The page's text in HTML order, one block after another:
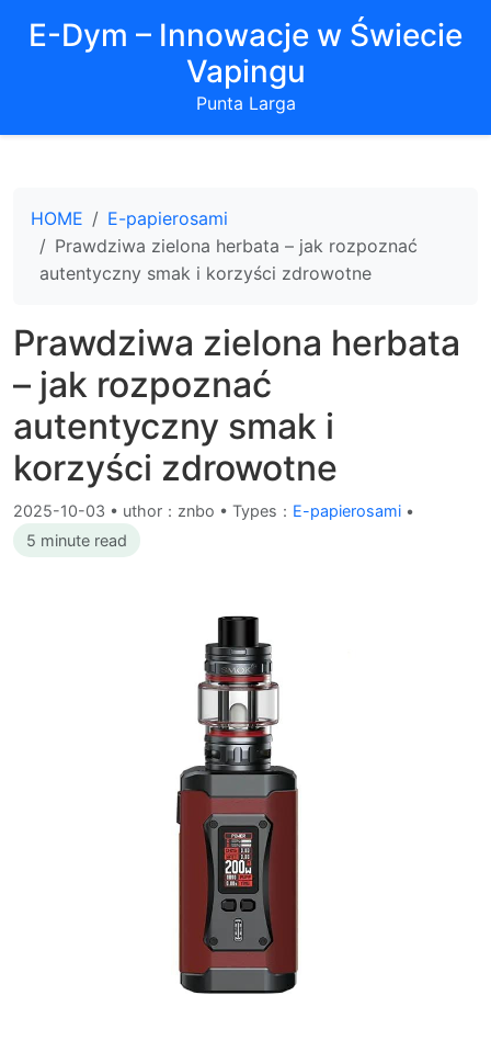
E-Dym – Innowacje w Świecie
Vapingu
Punta Larga
HOME
E-papierosami
Prawdziwa zielona herbata – jak rozpoznać
autentyczny smak i korzyści zdrowotne
Prawdziwa zielona herbata
– jak rozpoznać
autentyczny smak i
korzyści zdrowotne
2025-10-03 • uthor：znbo • Types： E-papierosami •
5 minute read